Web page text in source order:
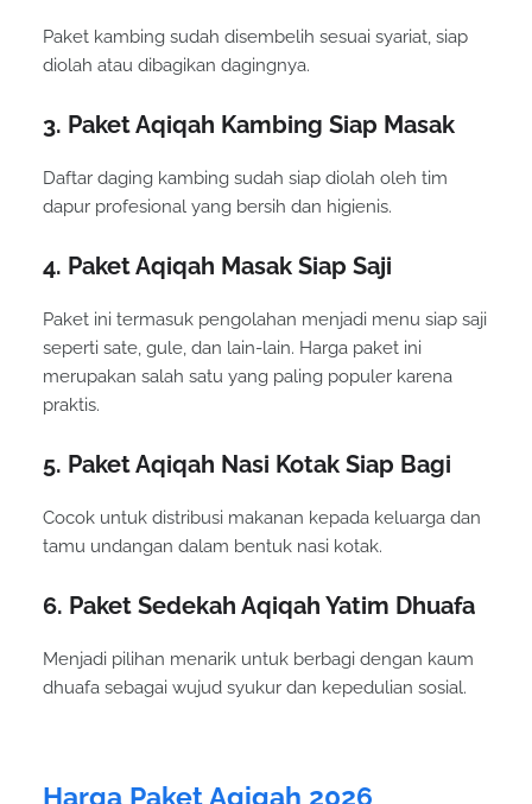
Paket kambing sudah disembelih sesuai syariat, siap
diolah atau dibagikan dagingnya.
3. Paket Aqiqah Kambing Siap Masak
Daftar daging kambing sudah siap diolah oleh tim
dapur profesional yang bersih dan higienis.
4. Paket Aqiqah Masak Siap Saji
Paket ini termasuk pengolahan menjadi menu siap saji
seperti sate, gule, dan lain-lain. Harga paket ini
merupakan salah satu yang paling populer karena
praktis.
5. Paket Aqiqah Nasi Kotak Siap Bagi
Cocok untuk distribusi makanan kepada keluarga dan
tamu undangan dalam bentuk nasi kotak.
6. Paket Sedekah Aqiqah Yatim Dhuafa
Menjadi pilihan menarik untuk berbagi dengan kaum
dhuafa sebagai wujud syukur dan kepedulian sosial.
Harga Paket Aqiqah 2026